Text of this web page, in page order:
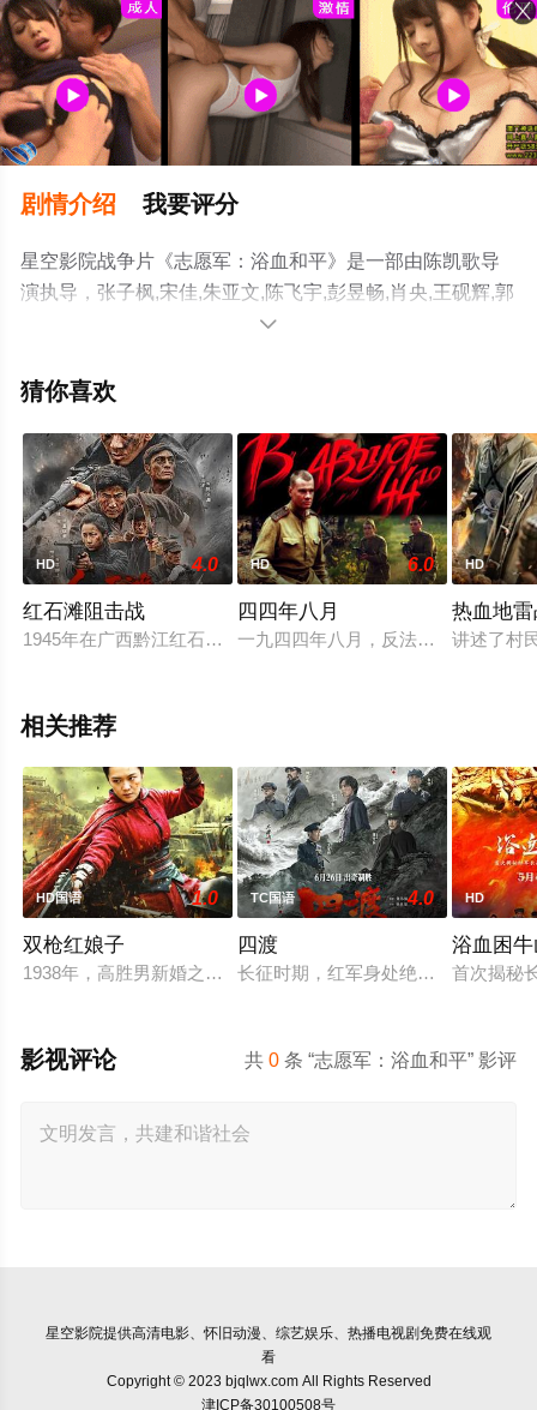
剧情介绍 我要评分
星空影院战争片《志愿军：浴血和平》是一部由陈凯歌导
演执导，张子枫,宋佳,朱亚文,陈飞宇,彭昱畅,肖央,王砚辉,郭
涛,王传君,周政杰,张宥浩,吴昊宸,王挺,郭晓东,李晨,杜江,冯
一龙,辛柏青,袁凯,梁靖康,于清斌等明星精彩演绎的大陆电
视，更多相关信息可移步至豆瓣电影、电视猫或剧情网等
平台了解。

猜你喜欢
HD 4.0
红石滩阻击战
1945年在广西黔江红石滩上，曾发生过一场以少胜多、以弱胜强
HD 6.0
四四年八月
一九四四年八月，反法西斯战争进入
HD
热血地
讲述了村
相关推荐
HD国语 1.0
双枪红娘子
1938年，高胜男新婚之日，丈夫被日军残害，父辈亦遭屠戮。
TC国语 4.0
四渡
长征时期，红军身处绝境。四渡赤水
HD
浴血困
首次揭秘
共0 条 “志愿军：浴血和平” 影评
影视评论
星空影院提供高清电影、怀旧动漫、综艺娱乐、热播电视剧免费在线观
看
Copyright © 2023 bjqlwx.com All Rights Reserved
津ICP备30100508号